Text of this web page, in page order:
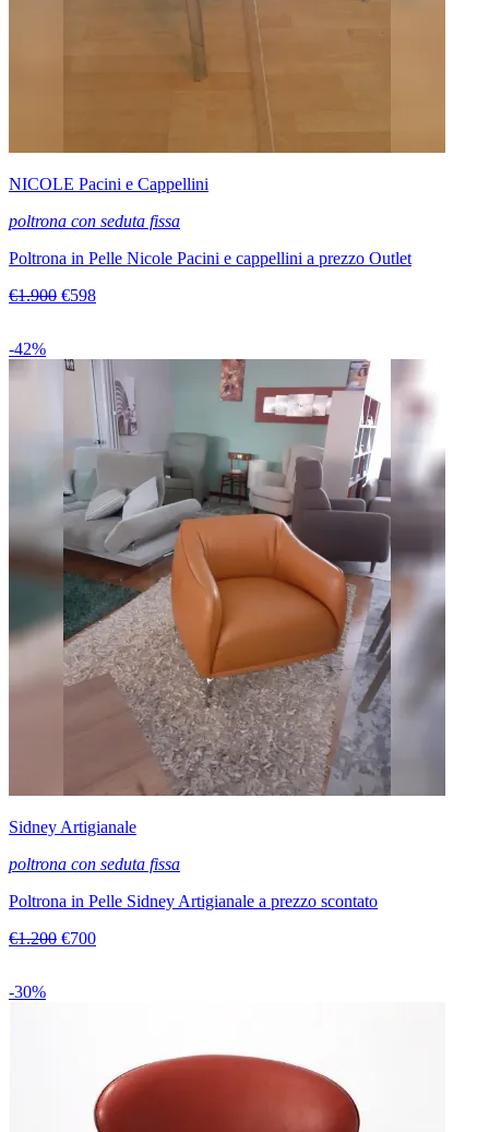
NICOLE Pacini e Cappellini
poltrona con seduta fissa
Poltrona in Pelle Nicole Pacini e cappellini a prezzo Outlet
€1.900 €598
-42%
Sidney Artigianale
poltrona con seduta fissa
Poltrona in Pelle Sidney Artigianale a prezzo scontato
€1.200 €700
-30%